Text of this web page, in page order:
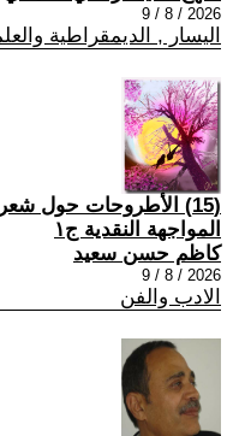
2026 / 8 / 9
اليسار , الديمقراطية
(15) الأطروحات حول
المواجهة النقدية ج١
كاظم حسن سعيد
2026 / 8 / 9
الادب والفن